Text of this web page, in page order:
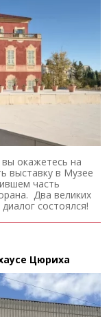
окажетесь на
выставку в Музее
часть
Два великих
состоялся!
Цюриха